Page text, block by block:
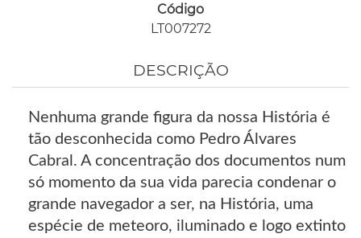
Código
LT007272
DESCRIÇÃO
Nenhuma grande figura da nossa História é
tão desconhecida como Pedro Álvares
Cabral. A concentração dos documentos num
só momento da sua vida parecia condenar o
grande navegador a ser, na História, uma
espécie de meteoro, iluminado e logo extinto